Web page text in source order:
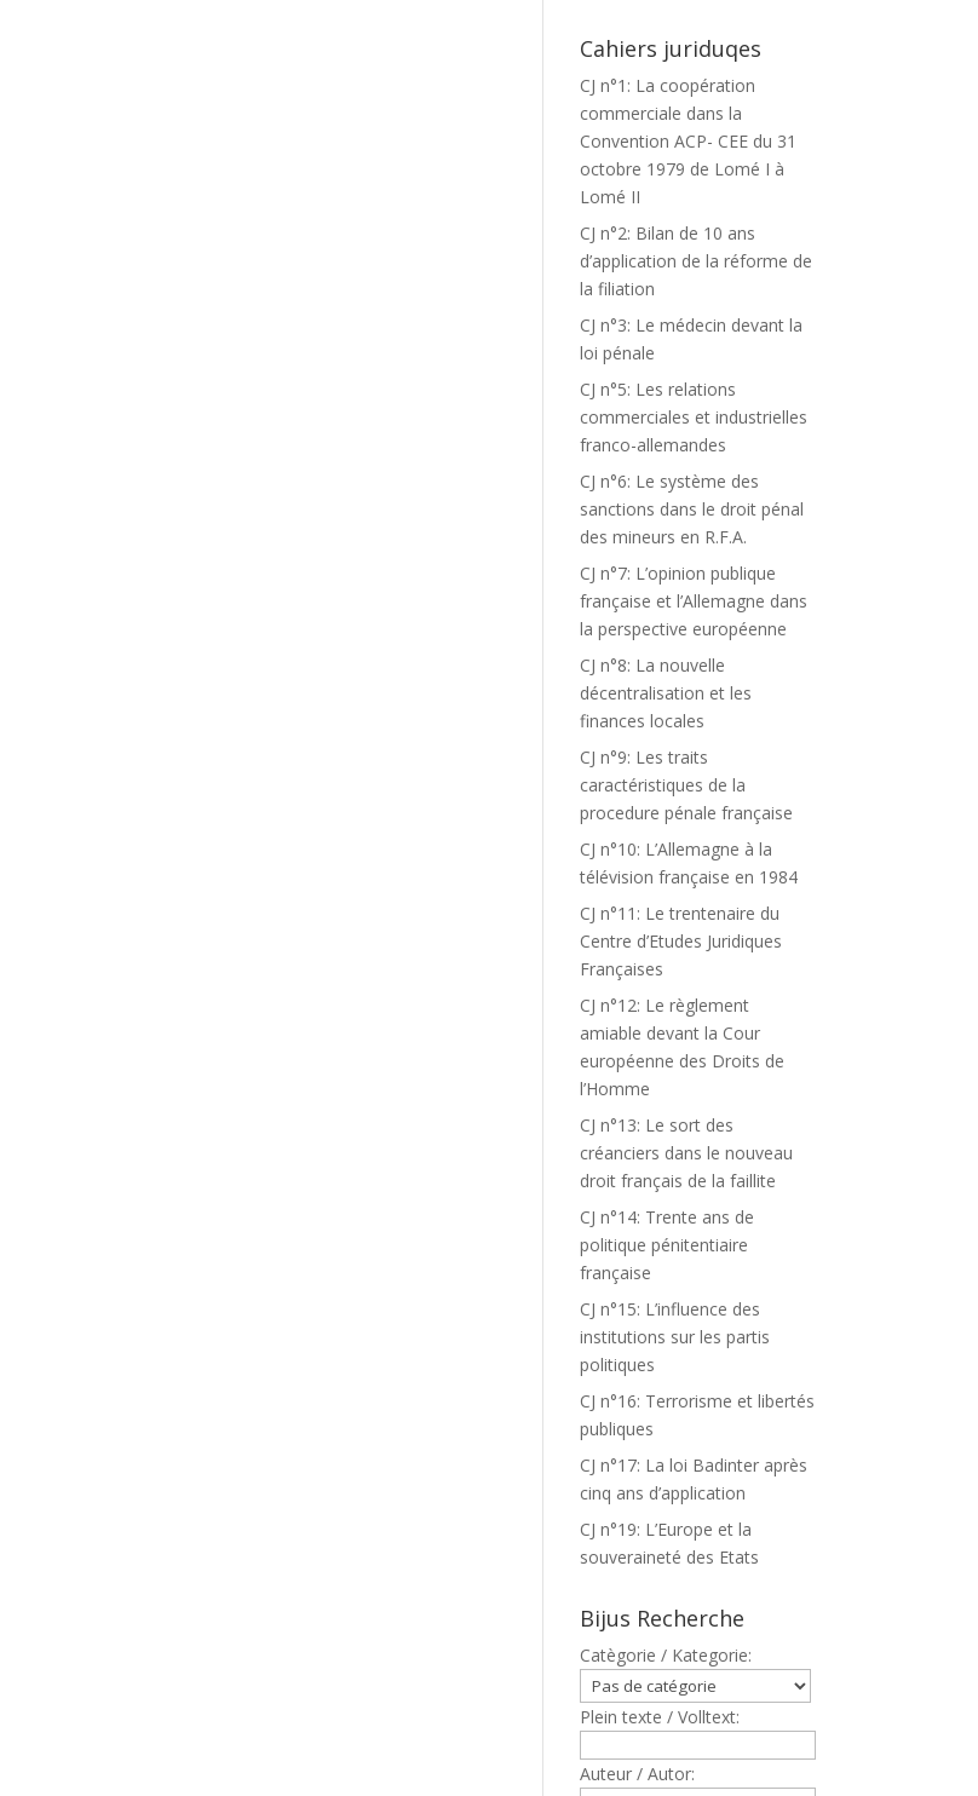
Cahiers juriduqes
CJ n°1: La coopération
commerciale dans la
Convention ACP- CEE du 31
octobre 1979 de Lomé I à
Lomé II
CJ n°2: Bilan de 10 ans
d’application de la réforme de
la filiation
CJ n°3: Le médecin devant la
loi pénale
CJ n°5: Les relations
commerciales et industrielles
franco-allemandes
CJ n°6: Le système des
sanctions dans le droit pénal
des mineurs en R.F.A.
CJ n°7: L’opinion publique
française et l’Allemagne dans
la perspective européenne
CJ n°8: La nouvelle
décentralisation et les
finances locales
CJ n°9: Les traits
caractéristiques de la
procedure pénale française
CJ n°10: L’Allemagne à la
télévision française en 1984
CJ n°11: Le trentenaire du
Centre d’Etudes Juridiques
Françaises
CJ n°12: Le règlement
amiable devant la Cour
européenne des Droits de
l’Homme
CJ n°13: Le sort des
créanciers dans le nouveau
droit français de la faillite
CJ n°14: Trente ans de
politique pénitentiaire
française
CJ n°15: L’influence des
institutions sur les partis
politiques
CJ n°16: Terrorisme et libertés
publiques
CJ n°17: La loi Badinter après
cinq ans d’application
CJ n°19: L’Europe et la
souveraineté des Etats
Bijus Recherche
Catègorie / Kategorie:
Plein texte / Volltext:
Auteur / Autor: